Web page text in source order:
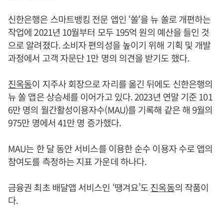
신한은행은 스마트뱅킹 전문 앱인 ‘쏠‘을 뉴 쏠로 개편하는
작업에 2021년 10월부터 모두 195억 원의 예산을 들인 것
으로 알려졌다. 소비자 편의성을 높이기 위해 기획 및 개발
과정에서 고객 자문단 1만 명의 의견을 받기도 했다.
진옥동이 지주사 회장으로 자리를 옮긴 뒤에도 신한은행의
뉴 쏠 앱은 상승세를 이어가고 있다. 2023년 연말 기준 101
6만 명의 월간활성이용자수(MAU)를 기록해 같은 해 9월의
975만 명에서 41만 명 증가했다.
MAU는 한 달 동안 서비스를 이용한 순수 이용자 수로 앱의
참여도를 측정하는 지표 가운데 하나다.
금융권 최초 배달앱 서비스인 ‘땡겨요’도진옥동의 작품이
다.